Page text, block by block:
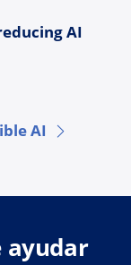
AI
AI
ayudar